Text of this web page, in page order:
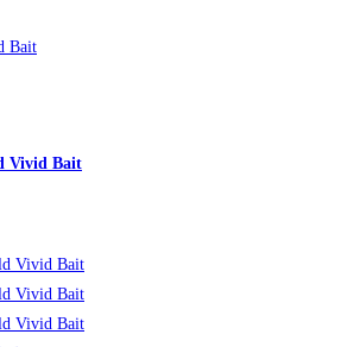
Vivid Bait